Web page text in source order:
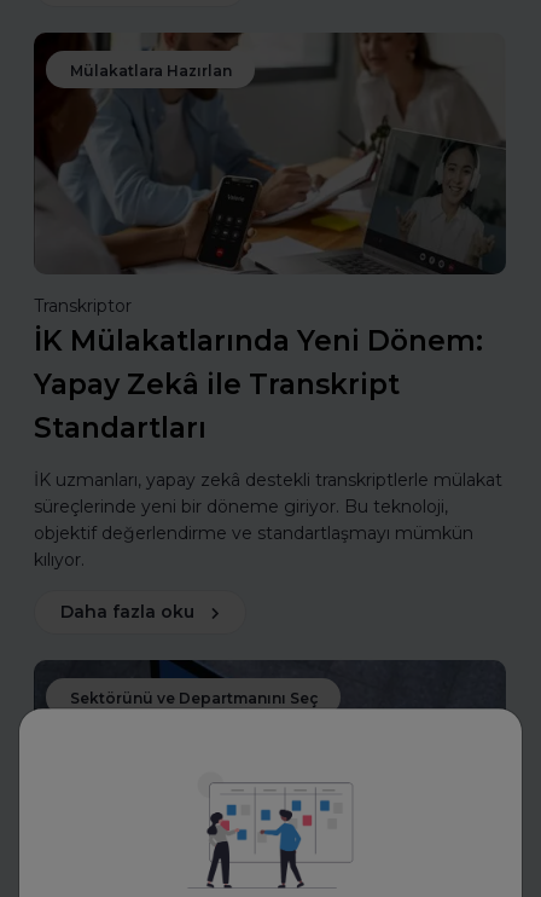
Mülakatlara Hazırlan
Transkriptor
İK Mülakatlarında Yeni Dönem:
Yapay Zekâ ile Transkript
Standartları
İK uzmanları, yapay zekâ destekli transkriptlerle mülakat
süreçlerinde yeni bir döneme giriyor. Bu teknoloji,
objektif değerlendirme ve standartlaşmayı mümkün
kılıyor.
Daha fazla oku
Sektörünü ve Departmanını Seç